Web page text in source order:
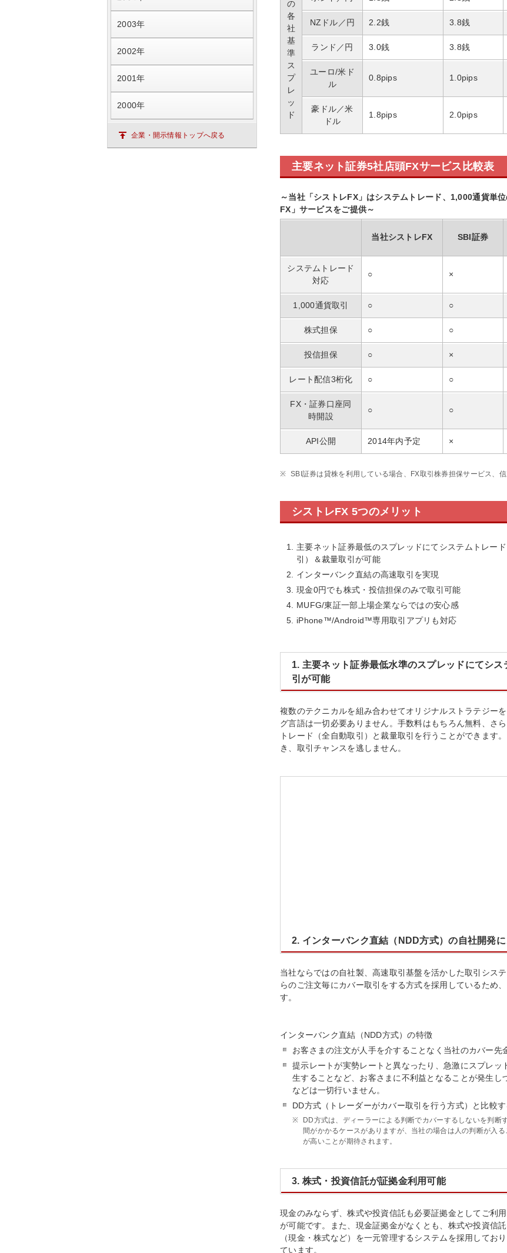
の
各
社
基
準
ス
プ
レ
ッ
ド
NZドル／円 2.2銭 3.8銭
ランド／円 3.0銭 3.8銭
ユーロ/米ド
ル
0.8pips 1.0pips
豪ドル／米
ドル
1.8pips 2.0pips
主要ネット証券5社店頭FXサービス比較表
～当社「シストレFX」はシステムトレード、1,000通貨単
FX」サービスをご提供～
当社シストレFX SBI証券
システムトレード
対応
○ ×
1,000通貨取引 ○ ○
株式担保 ○ ○
投信担保 ○ ×
レート配信3桁化 ○ ○
FX・証券口座同
時開設
○ ○
API公開 2014年内予定 ×
※ SBI証券は貸株を利用している場合、FX取引株券担保サービス、信
シストレFX 5つのメリット
主要ネット証券最低のスプレッドにてシステムトレー
引）＆裁量取引が可能
インターバンク直結の高速取引を実現
現金0円でも株式・投信担保のみで取引可能
MUFG/東証一部上場企業ならではの安心感
iPhone™/Android™専用取引アプリも対応
1. 主要ネット証券最低水準のスプレッドにてシ
引が可能
複数のテクニカルを組み合わせてオリジナルストラテジー
グ言語は一切必要ありません。手数料はもちろん無料、さ
トレード（全自動取引）と裁量取引を行うことができます
き、取引チャンスを逃しません。
2. インターバンク直結（NDD方式）の自社開発
当社ならではの自社製、高速取引基盤を活かした取引シス
らのご注文毎にカバー取引をする方式を採用しているため
す。
インターバンク直結（NDD方式）の特徴
お客さまの注文が人手を介することなく当社のカバー先
提示レートが実勢レートと異なったり、急激にスプレ
生することなど、お客さまに不利益となることが発生
などは一切行いません。
DD方式（トレーダーがカバー取引を行う方式）と比較
※
DD方式は、ディーラーによる判断でカバーするしないを判
間がかかるケースがありますが、当社の場合は人の判断が入
が高いことが期待されます。
3. 株式・投資信託が証拠金利用可能
現金のみならず、株式や投資信託も必要証拠金としてご利
が可能です。また、現金証拠金がなくとも、株式や投資信
（現金・株式など）を一元管理するシステムを採用してお
ています。
2003年
2002年
2001年
2000年
企業・開示情報トップへ戻る